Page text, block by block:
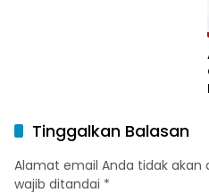
Tinggalkan Balasan
Alamat email Anda tidak akan
wajib ditandai *